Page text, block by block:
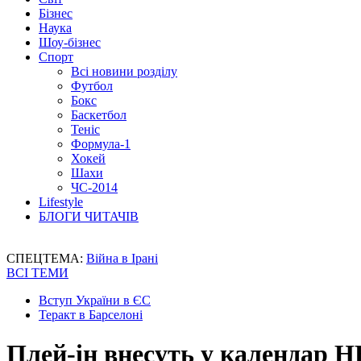
Бізнес
Наука
Шоу-бізнес
Спорт
Всі новини розділу
Футбол
Бокс
Баскетбол
Теніс
Формула-1
Хокей
Шахи
ЧС-2014
Lifestyle
БЛОГИ ЧИТАЧІВ
СПЕЦТЕМА: Війна в Ірані
ВСІ ТЕМИ
Вступ України в ЄС
Теракт в Барселоні
Плей-ін внесуть у календар